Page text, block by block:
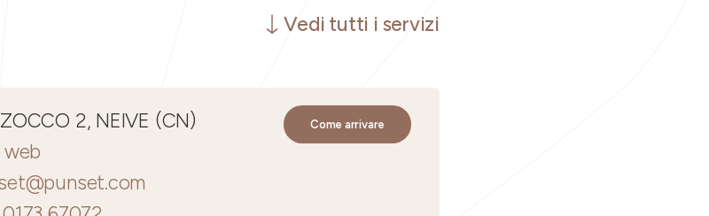
Vedi tutti i servizi
2, NEIVE (CN)
Come arrivare